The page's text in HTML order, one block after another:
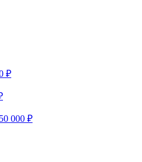
₽
000 ₽